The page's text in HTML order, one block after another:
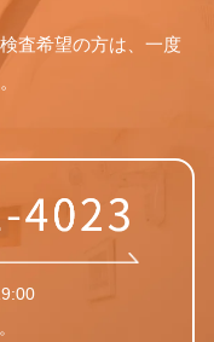
査希望の方は、一度